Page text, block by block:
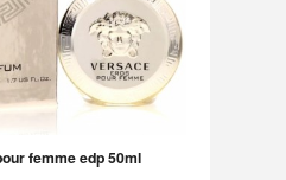
femme edp 50ml